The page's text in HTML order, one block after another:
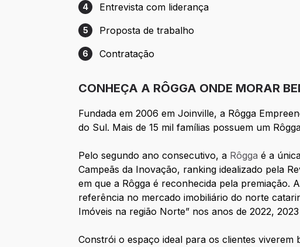
Etapa 4: Entrevista com liderança
4 Entrevista com liderança
Etapa 5: Proposta de trabalho
5 Proposta de trabalho
Etapa 6: Contratação
6 Contratação
CONHEÇA A RÔGGA ONDE MORAR
Fundada em 2006 em Joinville, a Rôgga
do Sul. Mais de 15 mil famílias possuem um
Pelo segundo ano consecutivo, a Rôggaé a
Campeãs da Inovação, ranking idealizado pela
em que a Rôgga é reconhecida pela premiação. A
referência no mercado imobiliário do norte
Imóveis na região Norte” nos anos de 2022,
Constrói o espaço ideal para os clientes